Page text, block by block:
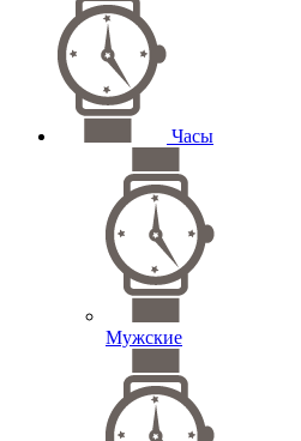
Часы
Мужские